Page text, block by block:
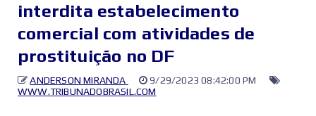
interdita estabelecimento
comercial com atividades de
prostituição no DF
ANDERSON MIRANDA
9/29/2023 08:42:00 PM
WWW.TRIBUNADOBRASIL.COM